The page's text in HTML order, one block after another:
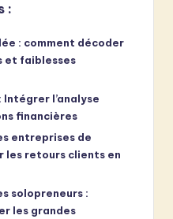
:
: comment décoder
et faiblesses
Intégrer l’analyse
financières
entreprises de
les retours clients en
solopreneurs :
les grandes